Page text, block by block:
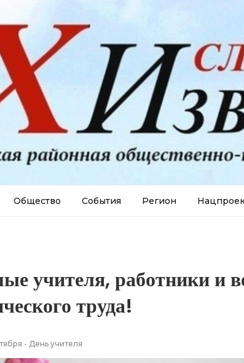
Общество События Регион
учителя, работники и
труда!
- День учителя